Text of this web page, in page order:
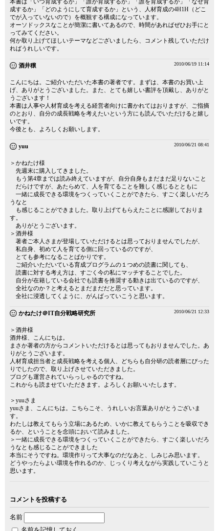
本書は「いつ育成するか」「誰が育成するか」「誰を育成するか」「なぜ育
成するか」「どのようにして育成するか」という、人材育成の4H1H（どこ
でが入っていないので）を概観する構成になっています。
オーソドックスなことが簡潔に書いてあるので、時間があればぜひお手にと
ってみてください。
何か取り上げてほしいテーマなどございましたら、コメント残していただけ
ればうれしいです。
酒井穣 2010/06/19 11:14
こんにちは。ご紹介いただいた本書の著者です。まずは、本書のお買い上
げ、ありがとうございました。また、とても嬉しい書評を頂戴し、ありがと
うございます！
本書は人事や人材育成を考える経営者向けに書かれてはおりますが、ご指摘
のとおり、自分の成長戦略を考えたいという方にも読んでいただけると嬉し
いです。
今後とも、よろしくお願いします。
yuu 2010/06/21 08:41
＞かねたけ様
先週末に購入してきました。
もう第4章までは読み終えていますが、自分自身もまだまだ足りないこと
だらけですが、あたらめて、人を育てることを難しく感じるとともに
一緒に成長できる環境をつくっていくことができたら、すごく楽しいだろ
うなと
も感じることができました。取り上げてもらえたことに感謝しておりま
す。
ありがとうございます。
＞酒井様
著者ご本人さまが登場していただけるとは思っておりませんでしたが、
私自身、初めて人を育てる側に回っているのですが、
とても参考になることばかりです。
ご紹介いただいている育成プログラムの１つめの読書に関しても、
読書に対する考え方は、すごく今の私にマッチすることでした。
自分が在籍している会社でも読書を推奨する動きは出ているのですが、
全社なのか？と考えるとまだまだだと思っています。
全社に浸透してくように、がんばっていこうと思います。
かねたけ＠IT自分戦略研究所 2010/06/21 12:33
＞酒井様
酒井様、こんにちは。
まさか著者の方からコメントいただけるとは思ってもおりませんでした。あ
りがとうございます。
人材育成担当者と成長戦略を考える個人、どちらも自分研の読者層にぴった
りでしたので、取り上げさせていただきました。
ブログも運営されていらっしゃるのですね。
これからも読ませていただきます。よろしくお願いいたします。
＞yuuさま
yuuさま、こんにちは。こちらこそ、うれしいお言葉ありがとうございま
す。
わたしは教えてもらう立場にあるため、いかに教えてもらうことを吸収でき
るか、ということを念頭において読みました。
＞一緒に成長できる環境をつくっていくことができたら、すごく楽しいだろ
うなとも感じることができました
本当にそうですね。環境作りって大事なのだなあと、しみじみ思います。
どうやったらよい環境を作れるのか、じっくり考えながら実践していこうと
思います。
コメントを投稿する
名前